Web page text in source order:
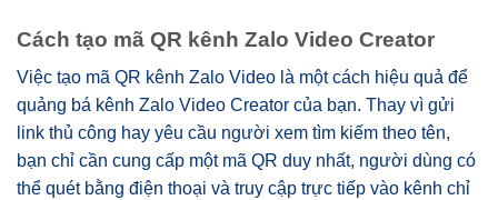
Cách tạo mã QR kênh Zalo Video Creator
Việc tạo mã QR kênh Zalo Video là một cách hiệu quả để
quảng bá kênh Zalo Video Creator của bạn. Thay vì gửi
link thủ công hay yêu cầu người xem tìm kiếm theo tên,
bạn chỉ cần cung cấp một mã QR duy nhất, người dùng có
thể quét bằng điện thoại và truy cập trực tiếp vào kênh chỉ